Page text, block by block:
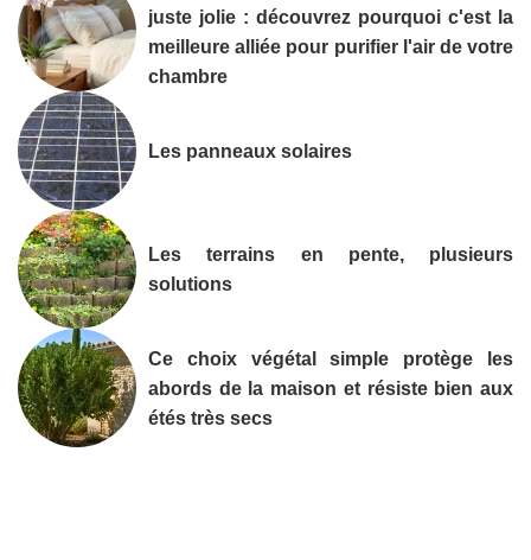
juste jolie : découvrez pourquoi c'est la
meilleure alliée pour purifier l'air de votre
chambre
Les panneaux solaires
Les terrains en pente, plusieurs
solutions
Ce choix végétal simple protège les
abords de la maison et résiste bien aux
étés très secs